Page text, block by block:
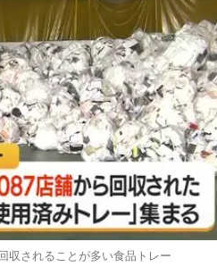
収されることが多い食品トレー